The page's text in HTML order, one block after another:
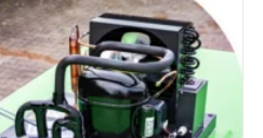
Zu den
Favoriten
hinzufügen